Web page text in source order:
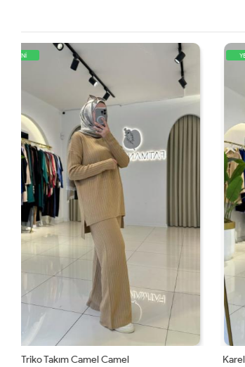
Karel Triko Takım Su Yeşili Su Yeşili